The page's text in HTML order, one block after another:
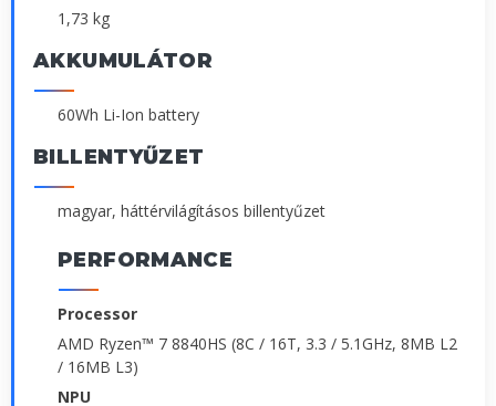
1,73 kg
AKKUMULÁTOR
60Wh Li-Ion battery
BILLENTYŰZET
magyar, háttérvilágításos billentyűzet
PERFORMANCE
Processor
AMD Ryzen™ 7 8840HS (8C / 16T, 3.3 / 5.1GHz, 8MB L2
/ 16MB L3)
NPU